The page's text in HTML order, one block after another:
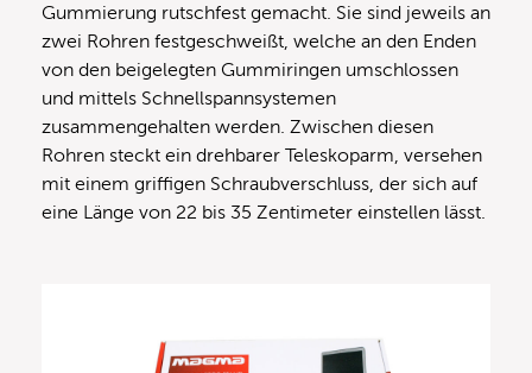
Gummierung rutschfest gemacht. Sie sind jeweils an
zwei Rohren festgeschweißt, welche an den Enden
von den beigelegten Gummiringen umschlossen
und mittels Schnellspannsystemen
zusammengehalten werden. Zwischen diesen
Rohren steckt ein drehbarer Teleskoparm, versehen
mit einem griffigen Schraubverschluss, der sich auf
eine Länge von 22 bis 35 Zentimeter einstellen lässt.